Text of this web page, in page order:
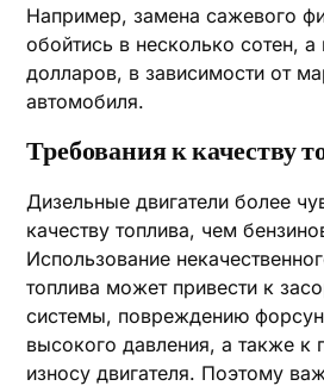
Например, замена сажевого
обойтись в несколько сотен, а
долларов, в зависимости от
автомобиля.
Требования к качеству
Дизельные двигатели более
качеству топлива, чем
Использование
топлива может привести к
системы, повреждению
высокого давления, а также
износу двигателя. Поэтому